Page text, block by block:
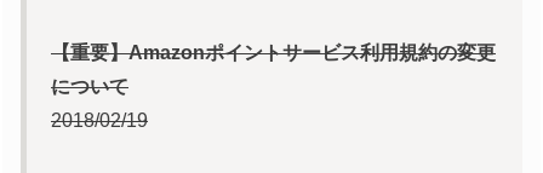
【重要】Amazonポイントサービス利用規約の変更
について
2018/02/19